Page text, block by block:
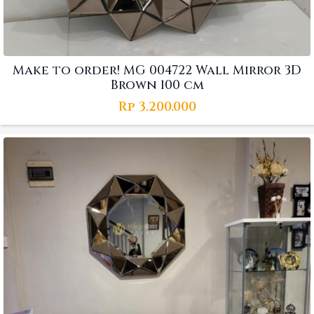
Make to order! MG 004722 Wall Mirror 3D
Brown 100 cm
Rp 3.200.000